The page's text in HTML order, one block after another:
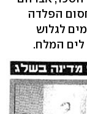
הפלדה
לגלוש
לים המלח.